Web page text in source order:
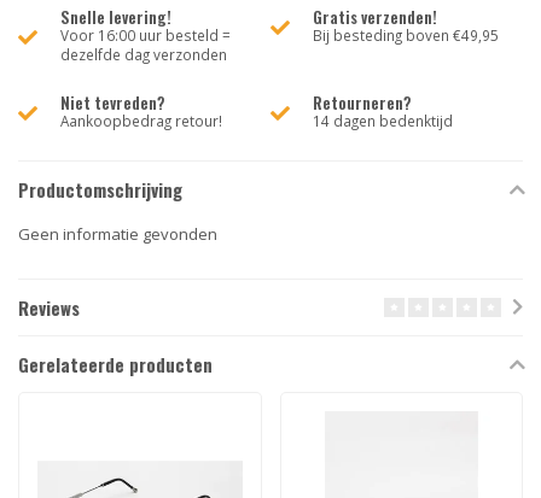
Snelle levering!
Voor 16:00 uur besteld =
dezelfde dag verzonden
Gratis verzenden!
Bij besteding boven €49,95
Niet tevreden?
Aankoopbedrag retour!
Retourneren?
14 dagen bedenktijd
Productomschrijving
Geen informatie gevonden
Reviews
Gerelateerde producten